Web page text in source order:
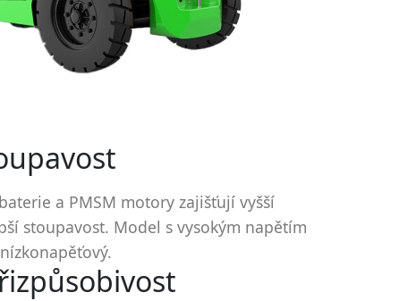
a PMSM motory zajišťují vyšší
stoupavost. Model s vysokým napětím